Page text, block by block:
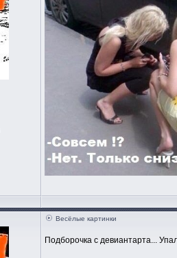
Весёлые картинки
Подборочка с девиантарта...